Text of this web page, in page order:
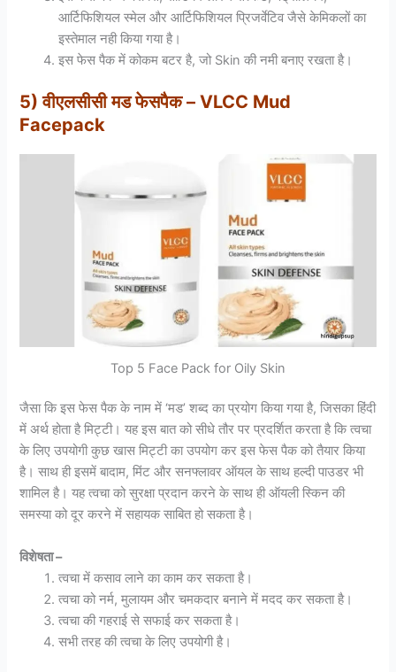
आर्टिफिशियल स्मेल और आर्टिफिशियल प्रिजर्वेटिव जैसे केमिकलों का
इस्तेमाल नही किया गया है।
इस फेस पैक में कोकम बटर है, जो Skin की नमी बनाए रखता है।
5) वीएलसीसी मड फेसपैक – VLCC Mud
Facepack
Top 5 Face Pack for Oily Skin
जैसा कि इस फेस पैक के नाम में ‘मड’ शब्द का प्रयोग किया गया है, जिसका हिंदी
में अर्थ होता है मिट्टी। यह इस बात को सीधे तौर पर प्रदर्शित करता है कि त्वचा
के लिए उपयोगी कुछ खास मिट्टी का उपयोग कर इस फेस पैक को तैयार किया
है। साथ ही इसमें बादाम, मिंट और सनफ्लावर ऑयल के साथ हल्दी पाउडर भी
शामिल है। यह त्वचा को सुरक्षा प्रदान करने के साथ ही ऑयली स्किन की
समस्या को दूर करने में सहायक साबित हो सकता है।
विशेषता –
त्वचा में कसाव लाने का काम कर सकता है।
त्वचा को नर्म, मुलायम और चमकदार बनाने में मदद कर सकता है।
त्वचा की गहराई से सफाई कर सकता है।
सभी तरह की त्वचा के लिए उपयोगी है।